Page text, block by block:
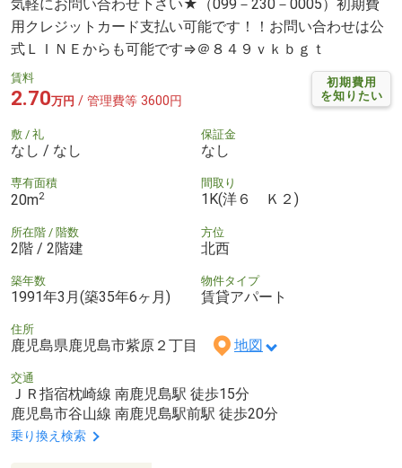
気軽にお問い合わせ下さい★（099－230－0005）初期費
用クレジットカード支払い可能です！！お問い合わせは公
式ＬＩＮＥからも可能です⇒＠８４９ｖｋｂｇｔ
初期費用
を知りたい
賃料
2.70万円 / 管理費等 3600円
敷 / 礼
なし / なし
保証金
なし
専有面積
20m2
間取り
1K(洋６ Ｋ２)
所在階 / 階数
2階 / 2階建
方位
北西
築年数
1991年3月(築35年6ヶ月)
物件タイプ
賃貸アパート
住所
鹿児島県鹿児島市紫原２丁目 地図
交通
ＪＲ指宿枕崎線 南鹿児島駅 徒歩15分
鹿児島市谷山線 南鹿児島駅前駅 徒歩20分
乗り換え検索